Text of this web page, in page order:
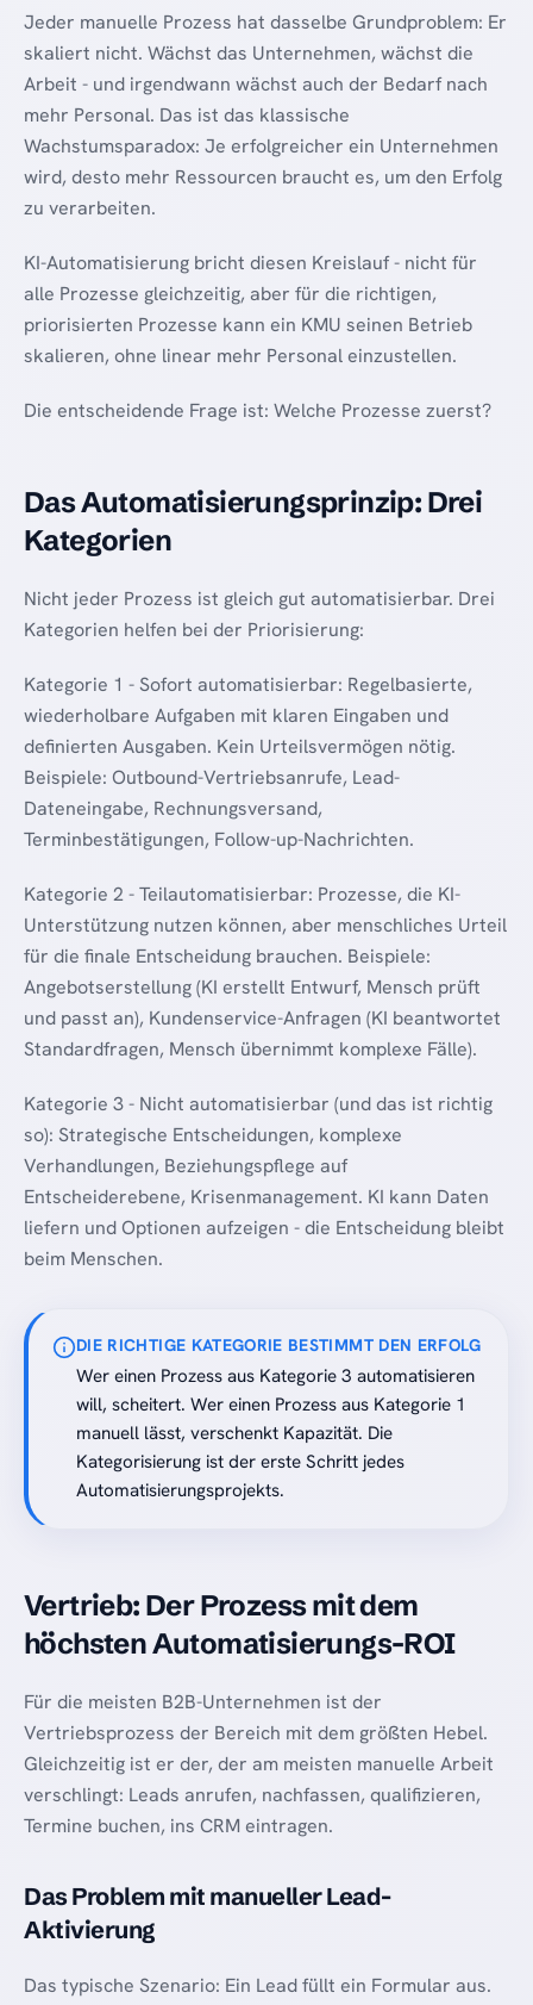
Jeder manuelle Prozess hat dasselbe Grundproblem: Er
skaliert nicht. Wächst das Unternehmen, wächst die
Arbeit - und irgendwann wächst auch der Bedarf nach
mehr Personal. Das ist das klassische
Wachstumsparadox: Je erfolgreicher ein Unternehmen
wird, desto mehr Ressourcen braucht es, um den Erfolg
zu verarbeiten.
KI-Automatisierung bricht diesen Kreislauf - nicht für
alle Prozesse gleichzeitig, aber für die richtigen,
priorisierten Prozesse kann ein KMU seinen Betrieb
skalieren, ohne linear mehr Personal einzustellen.
Die entscheidende Frage ist: Welche Prozesse zuerst?
Das Automatisierungsprinzip: Drei
Kategorien
Nicht jeder Prozess ist gleich gut automatisierbar. Drei
Kategorien helfen bei der Priorisierung:
Kategorie 1 - Sofort automatisierbar: Regelbasierte,
wiederholbare Aufgaben mit klaren Eingaben und
definierten Ausgaben. Kein Urteilsvermögen nötig.
Beispiele: Outbound-Vertriebsanrufe, Lead-
Dateneingabe, Rechnungsversand,
Terminbestätigungen, Follow-up-Nachrichten.
Kategorie 2 - Teilautomatisierbar: Prozesse, die KI-
Unterstützung nutzen können, aber menschliches Urteil
für die finale Entscheidung brauchen. Beispiele:
Angebotserstellung (KI erstellt Entwurf, Mensch prüft
und passt an), Kundenservice-Anfragen (KI beantwortet
Standardfragen, Mensch übernimmt komplexe Fälle).
Kategorie 3 - Nicht automatisierbar (und das ist richtig
so): Strategische Entscheidungen, komplexe
Verhandlungen, Beziehungspflege auf
Entscheiderebene, Krisenmanagement. KI kann Daten
liefern und Optionen aufzeigen - die Entscheidung bleibt
beim Menschen.
DIE RICHTIGE KATEGORIE BESTIMMT DEN ERFOLG
Wer einen Prozess aus Kategorie 3 automatisieren
will, scheitert. Wer einen Prozess aus Kategorie 1
manuell lässt, verschenkt Kapazität. Die
Kategorisierung ist der erste Schritt jedes
Automatisierungsprojekts.
Vertrieb: Der Prozess mit dem
höchsten Automatisierungs-ROI
Für die meisten B2B-Unternehmen ist der
Vertriebsprozess der Bereich mit dem größten Hebel.
Gleichzeitig ist er der, der am meisten manuelle Arbeit
verschlingt: Leads anrufen, nachfassen, qualifizieren,
Termine buchen, ins CRM eintragen.
Das Problem mit manueller Lead-
Aktivierung
Das typische Szenario: Ein Lead füllt ein Formular aus.